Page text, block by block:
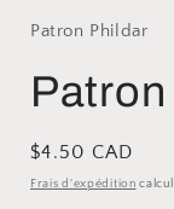
Patron Phildar
Prix
habituel
$4.50 CAD
Frais d'expédition